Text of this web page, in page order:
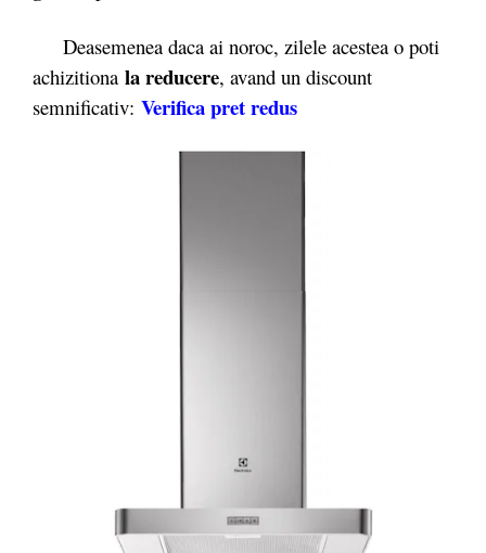
Deasemenea daca ai noroc, zilele acestea o poti
achizitiona la reducere, avand un discount
semnificativ: Verifica pret redus